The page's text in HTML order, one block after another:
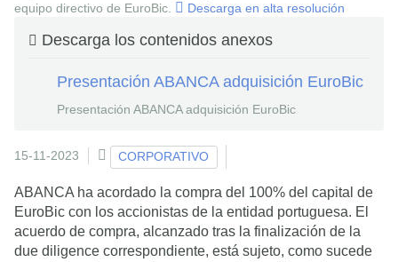
equipo directivo de EuroBic.
Descarga en alta resolución
Descarga los contenidos anexos
Presentación ABANCA adquisición EuroBic
Presentación ABANCA adquisición EuroBic
15-11-2023 CORPORATIVO
ABANCA ha acordado la compra del 100% del capital de
EuroBic con los accionistas de la entidad portuguesa. El
acuerdo de compra, alcanzado tras la finalización de la
due diligence correspondiente, está sujeto, como sucede